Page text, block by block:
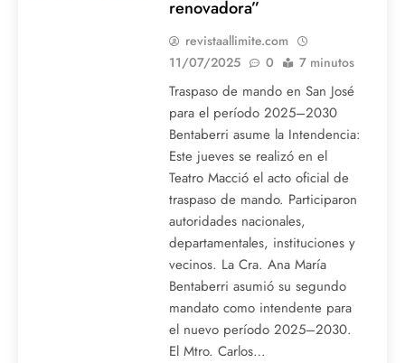
renovadora”
revistaallimite.com
11/07/2025
0 7 minutos
Traspaso de mando en San José
para el período 2025–2030
Bentaberri asume la Intendencia:
Este jueves se realizó en el
Teatro Macció el acto oficial de
traspaso de mando. Participaron
autoridades nacionales,
departamentales, instituciones y
vecinos. La Cra. Ana María
Bentaberri asumió su segundo
mandato como intendente para
el nuevo período 2025–2030.
El Mtro. Carlos…